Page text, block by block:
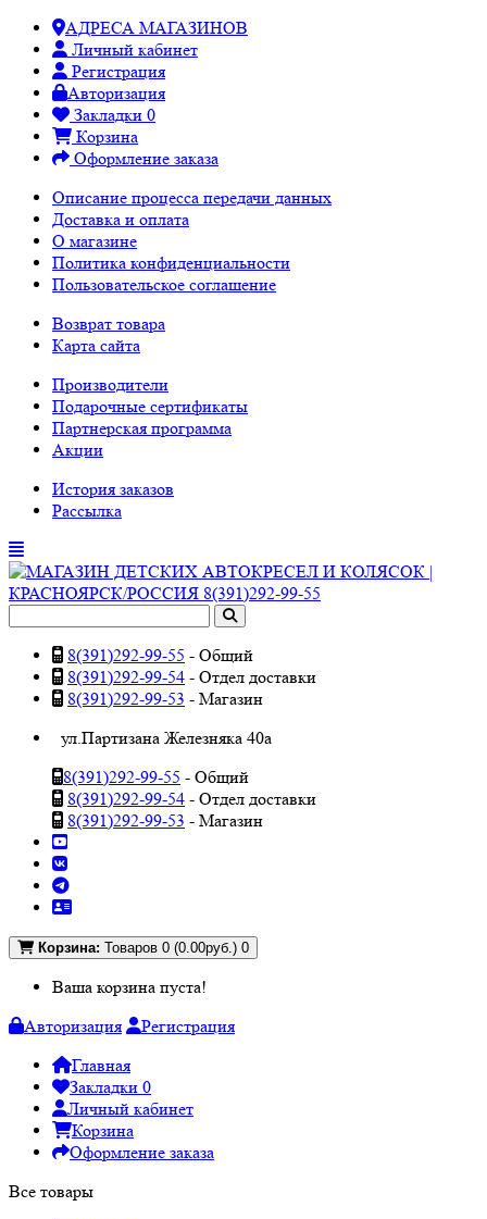
АДРЕСА МАГАЗИНОВ
Личный кабинет
Регистрация
Авторизация
Закладки 0
Корзина
Оформление заказа
Описание процесса передачи данных
Доставка и оплата
О магазине
Политика конфиденциальности
Пользовательское соглашение
Возврат товара
Карта сайта
Производители
Подарочные сертификаты
Партнерская программа
Акции
История заказов
Рассылка
8(391)292-99-55 - Общий
8(391)292-99-54 - Отдел доставки
8(391)292-99-53 - Магазин
ул.Партизана Железняка 40а
8(391)292-99-55 - Общий
8(391)292-99-54 - Отдел доставки
8(391)292-99-53 - Магазин
Корзина: Товаров 0 (0.00руб.) 0
Ваша корзина пуста!
Авторизация
Регистрация
Главная
Закладки 0
Личный кабинет
Корзина
Оформление заказа
Все товары